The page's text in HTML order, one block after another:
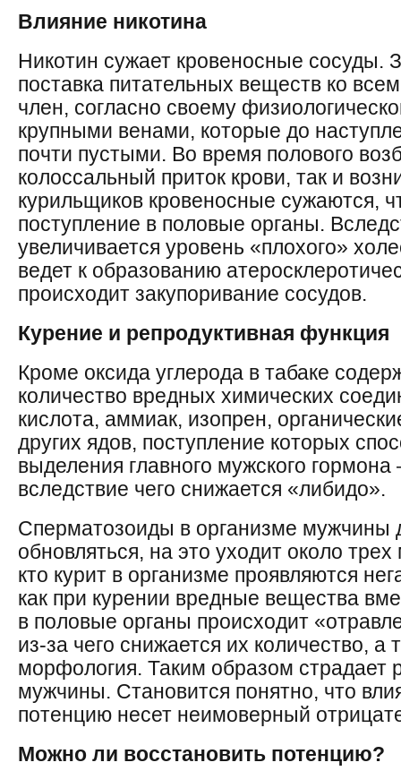
Влияние никотина
Никотин сужает кровеносные сосуды.
поставка питательных веществ ко
член, согласно своему
крупными венами, которые до
почти пустыми. Во время полового
колоссальный приток крови, так и
курильщиков кровеносные сужаются,
поступление в половые органы.
увеличивается уровень «плохого»
ведет к образованию
происходит закупоривание сосудов.
Курение и репродуктивная функция
Кроме оксида углерода в табаке
количество вредных химических
кислота, аммиак, изопрен,
других ядов, поступление которых
выделения главного мужского
вследствие чего снижается «либидо».
Сперматозоиды в организме мужчины
обновляться, на это уходит около
кто курит в организме проявляются
как при курении вредные вещества
в половые органы происходит
из-за чего снижается их количество, а
морфология. Таким образом страдает
мужчины. Становится понятно, что
потенцию несет неимоверный
Можно ли восстановить потенцию?